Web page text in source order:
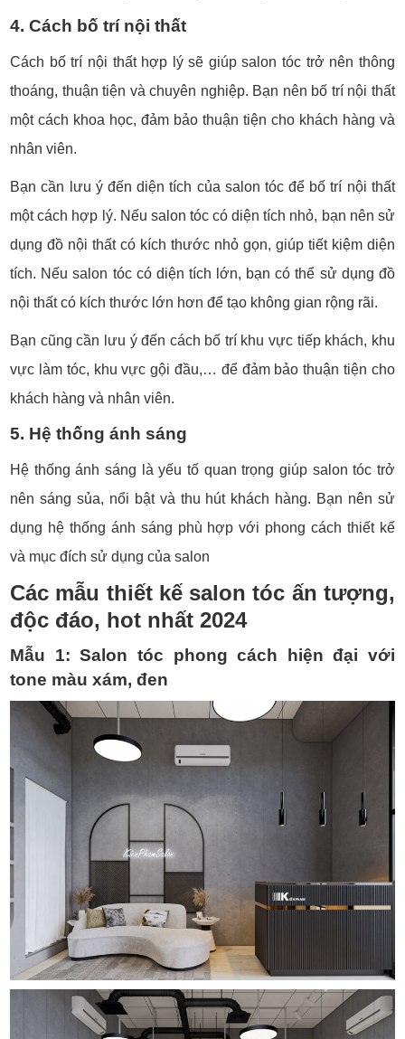
4. Cách bố trí nội thất
Cách bố trí nội thất hợp lý sẽ giúp salon tóc trở nên thông
thoáng, thuận tiện và chuyên nghiệp. Bạn nên bố trí nội thất
một cách khoa học, đảm bảo thuận tiện cho khách hàng và
nhân viên.
Bạn cần lưu ý đến diện tích của salon tóc để bố trí nội thất
một cách hợp lý. Nếu salon tóc có diện tích nhỏ, bạn nên sử
dụng đồ nội thất có kích thước nhỏ gọn, giúp tiết kiệm diện
tích. Nếu salon tóc có diện tích lớn, bạn có thể sử dụng đồ
nội thất có kích thước lớn hơn để tạo không gian rộng rãi.
Bạn cũng cần lưu ý đến cách bố trí khu vực tiếp khách, khu
vực làm tóc, khu vực gội đầu,… để đảm bảo thuận tiện cho
khách hàng và nhân viên.
5. Hệ thống ánh sáng
Hệ thống ánh sáng là yếu tố quan trọng giúp salon tóc trở
nên sáng sủa, nổi bật và thu hút khách hàng. Bạn nên sử
dụng hệ thống ánh sáng phù hợp với phong cách thiết kế
và mục đích sử dụng của salon
Các mẫu thiết kế salon tóc ấn tượng,
độc đáo, hot nhất 2024
Mẫu 1:Salon tóc phong cách hiện đại với
tone màu xám, đen